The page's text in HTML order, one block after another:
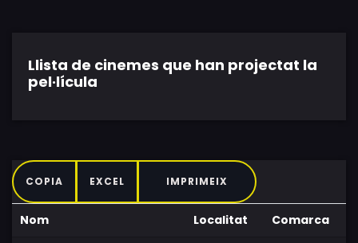
Llista de cinemes que han projectat la
pel·lícula
COPIA EXCEL IMPRIMEIX
Nom Localitat
Comarca